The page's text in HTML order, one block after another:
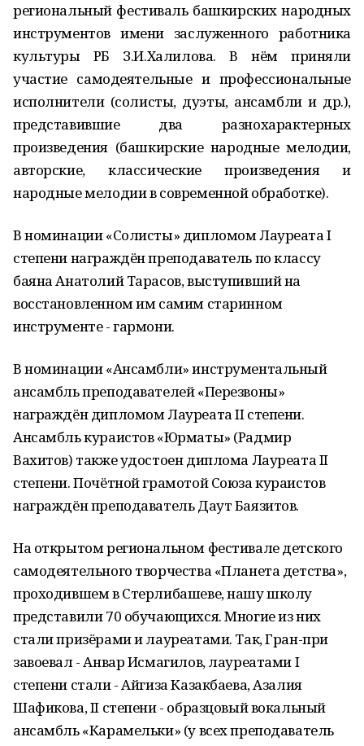
региональный фестиваль башкирских народных
инструментов имени заслуженного работника
культуры РБ З.И.Халилова. В нём приняли
участие самодеятельные и профессиональные
исполнители (солисты, дуэты, ансамбли и др.),
представившие два разнохарактерных
произведения (башкирские народные мелодии,
авторские, классические произведения и
народные мелодии в современной обработке).
В номинации «Солисты» дипломом Лауреата I
степени награждён преподаватель по классу
баяна Анатолий Тарасов, выступивший на
восстановленном им самим старинном
инструменте - гармони.
В номинации «Ансамбли» инструментальный
ансамбль преподавателей «Перезвоны»
награждён дипломом Лауреата II степени.
Ансамбль кураистов «Юрматы» (Радмир
Вахитов) также удостоен диплома Лауреата II
степени. Почётной грамотой Союза кураистов
награждён преподаватель Даут Баязитов.
На открытом региональном фестивале детского
самодеятельного творчества «Планета детства»,
проходившем в Стерлибашеве, нашу школу
представили 70 обучающихся. Многие из них
стали призёрами и лауреатами. Так, Гран-при
завоевал - Анвар Исмагилов, лауреатами I
степени стали - Айгиза Казакбаева, Азалия
Шафикова, II степени - образцовый вокальный
ансамбль «Карамельки» (у всех преподаватель